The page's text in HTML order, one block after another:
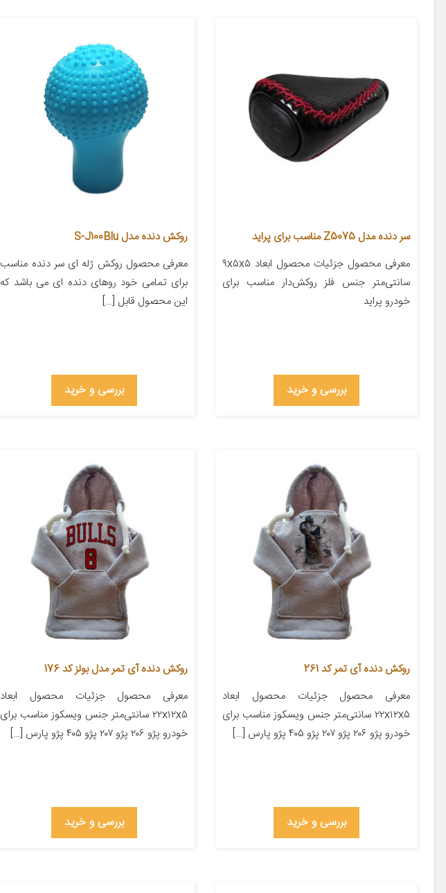
سر دنده مدل Z5075 مناسب برای پراید
معرفی محصول جزئیات محصول ابعاد ۹x۵x۵
سانتی‌متر جنس فلز روکش‌دار مناسب برای
خودرو پراید
بررسی و خرید
روکش دنده مدل S-J100Blu
معرفی محصول روکش ژله ای سر دنده مناسب
برای تمامی خود روهای دنده ای می باشد که
این محصول قابل […]
بررسی و خرید
روکش دنده آی تمر کد 261
معرفی محصول جزئیات محصول ابعاد
۲۲x۱۲x۵ سانتی‌متر جنس ویسکوز مناسب برای
خودرو پژو ۲۰۶ پژو ۲۰۷ پژو ۴۰۵ پژو پارس […]
بررسی و خرید
روکش دنده آی تمر مدل بولز کد 176
معرفی محصول جزئیات محصول ابعاد
۲۲x۱۲x۵ سانتی‌متر جنس ویسکوز مناسب برای
خودرو پژو ۲۰۶ پژو ۲۰۷ پژو ۴۰۵ پژو پارس […]
بررسی و خرید